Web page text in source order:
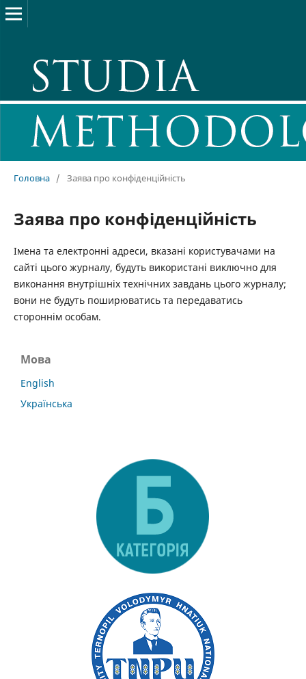
Головна / Заява про конфіденційність
Заява про конфіденційність
Імена та електронні адреси, вказані користувачами на
сайті цього журналу, будуть використані виключно для
виконання внутрішніх технічних завдань цього журналу;
вони не будуть поширюватись та передаватись
стороннім особам.
Мова
English
Українська